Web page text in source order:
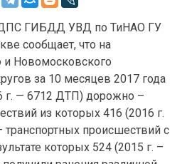
ДПС ГИБДД УВД по ТиНАО ГУ
сообщает, что на
и Новомосковского
за 10 месяцев 2017 года
г. — 6712 ДТП) дорожно –
из которых 416 (2016 г.
происшествий с
которых 524 (2015 г. –